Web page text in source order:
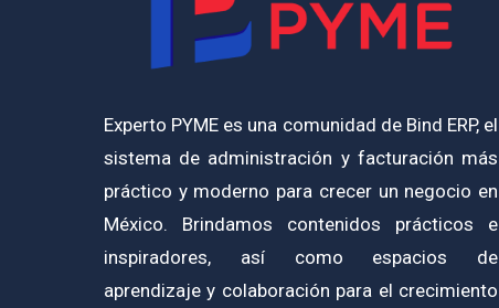
Experto PYME es una comunidad de Bind ERP, el
sistema de administración y facturación más
práctico y moderno para crecer un negocio en
México. Brindamos contenidos prácticos e
inspiradores, así como espacios de
aprendizaje y colaboración para el crecimiento